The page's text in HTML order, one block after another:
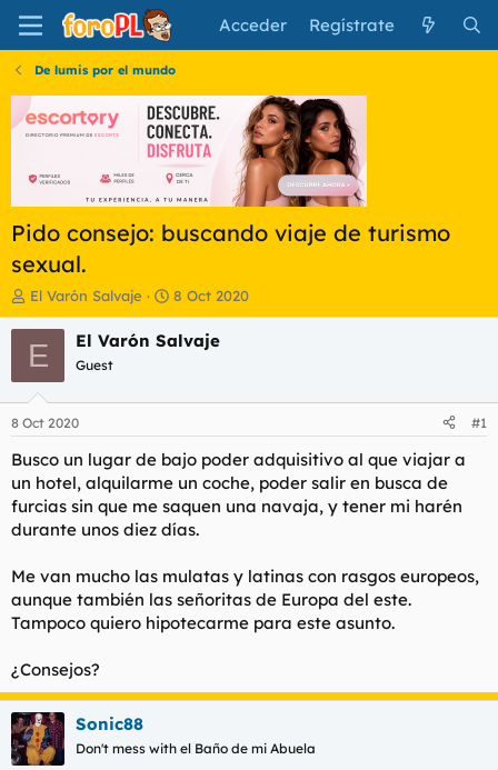
Acceder Regístrate
De lumis por el mundo
Pido consejo: buscando viaje de turismo
sexual.
I
n
i
c
a
o
r
d
e
l
t
m
a
El Varón Salvaje
F
e
c
i
n
i
o
8 Oct 2020
E El Varón Salvaje
Guest
8 Oct 2020 #1
Busco un lugar de bajo poder adquisitivo al que viajar a
un hotel, alquilarme un coche, poder salir en busca de
furcias sin que me saquen una navaja, y tener mi harén
durante unos diez días.
Me van mucho las mulatas y latinas con rasgos europeos,
aunque también las señoritas de Europa del este.
Tampoco quiero hipotecarme para este asunto.
¿Consejos?
Sonic88
Don't mess with el Baño de mi Abuela